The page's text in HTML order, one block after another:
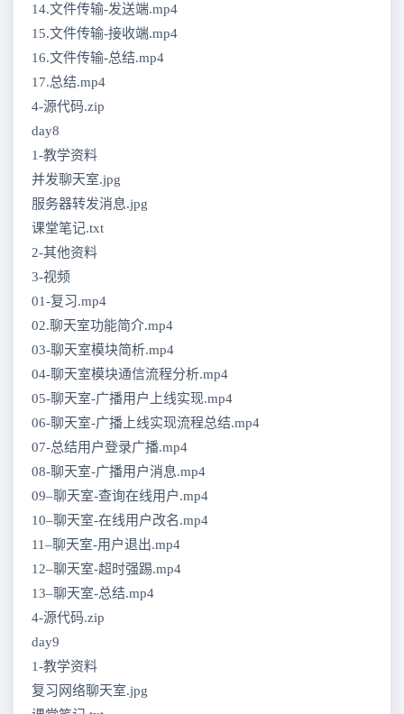
14.文件传输-发送端.mp4
15.文件传输-接收端.mp4
16.文件传输-总结.mp4
17.总结.mp4
4-源代码.zip
day8
1-教学资料
并发聊天室.jpg
服务器转发消息.jpg
课堂笔记.txt
2-其他资料
3-视频
01-复习.mp4
02.聊天室功能简介.mp4
03-聊天室模块简析.mp4
04-聊天室模块通信流程分析.mp4
05-聊天室-广播用户上线实现.mp4
06-聊天室-广播上线实现流程总结.mp4
07-总结用户登录广播.mp4
08-聊天室-广播用户消息.mp4
09–聊天室-查询在线用户.mp4
10–聊天室-在线用户改名.mp4
11–聊天室-用户退出.mp4
12–聊天室-超时强踢.mp4
13–聊天室-总结.mp4
4-源代码.zip
day9
1-教学资料
复习网络聊天室.jpg